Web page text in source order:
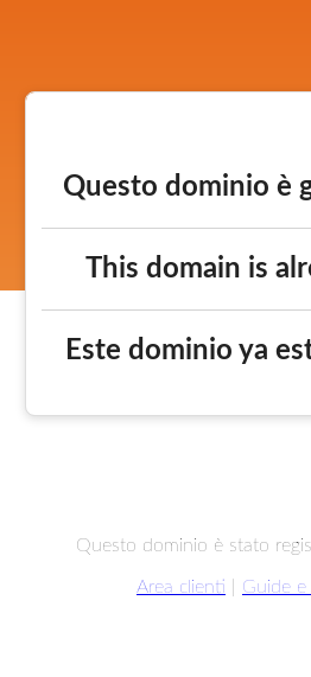
Questo dominio è
This domain is
Este dominio ya
Questo dominio è stato
Area clienti Guide e